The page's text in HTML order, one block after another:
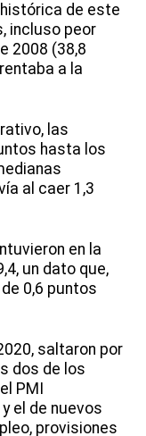
de este
incluso peor
2008 (38,8
a la
las
hasta los
al caer 1,3
en la
un dato que,
0,6 puntos
saltaron por
dos de los
PMI
el de nuevos
provisiones